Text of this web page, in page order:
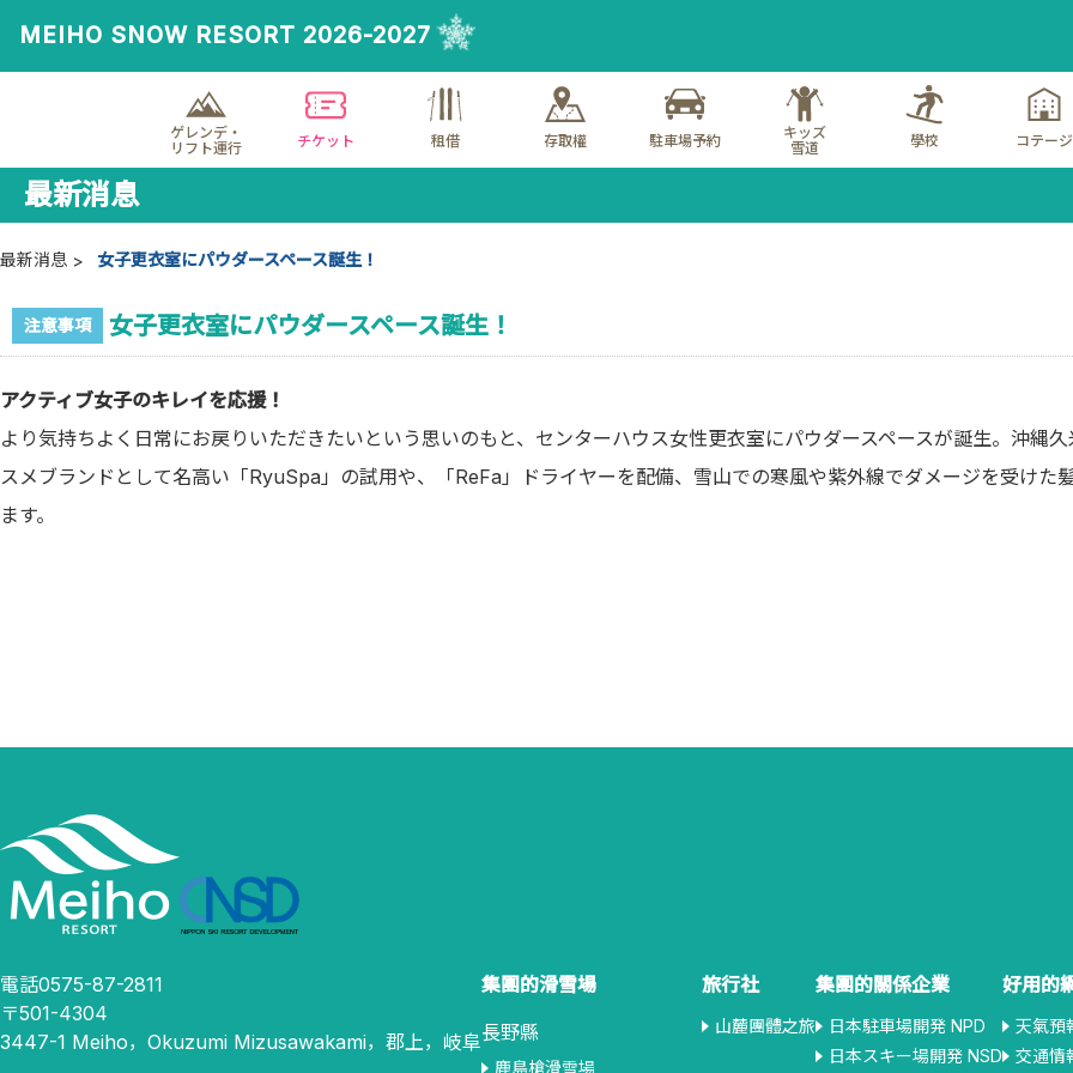
MEIHO SNOW RESORT 2026-2027
ゲレンデ・
リフト運行
チケット 租借 存取權 駐車場予約
キッズ
雪道
學校 コテージ
最新消息
最新消息 女子更衣室にパウダースペース誕生！
注意事項 女子更衣室にパウダースペース誕生！
アクティブ女子のキレイを応援！
より気持ちよく日常にお戻りいただきたいという思いのもと、センターハウス女性更衣室にパウダースペースが誕生。沖縄
スメブランドとして名高い「RyuSpa」の試用や、「ReFa」ドライヤーを配備、雪山での寒風や紫外線でダメージを受けた
ます。
電話0575-87-2811
〒501-4304
3447-1 Meiho，Okuzumi Mizusawakami，郡上，岐阜
集團的滑雪場
長野縣
鹿島槍滑雪場
旅行社
山麓團體之旅
集團的關係企業
日本駐車場開発 NPD
日本スキー場開発 NSD
好用的
天氣預
交通情